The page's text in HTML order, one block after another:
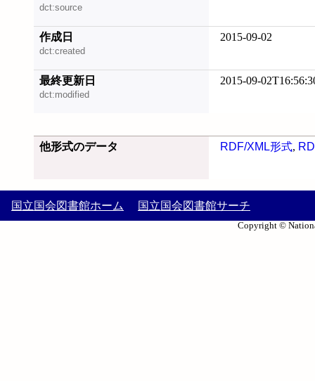
dct:source
作成日
dct:created
2015-09-02
最終更新日
dct:modified
2015-09-
他形式のデータ RDF/XML形式,
国立国会図書館ホーム 国立国会図書館サーチ
Copyright ©